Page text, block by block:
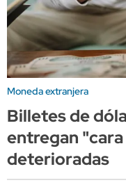
Moneda extranjera
Billetes de
entregan
deterioradas